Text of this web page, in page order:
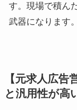
す。現場で積ん
武器になります。
【元求人広告
と汎用性が高